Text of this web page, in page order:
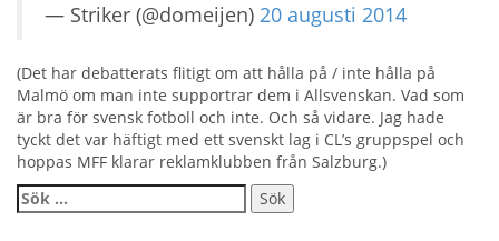
— Striker (@domeijen) 20 augusti 2014
(Det har debatterats flitigt om att hålla på / inte hålla på
Malmö om man inte supportrar dem i Allsvenskan. Vad som
är bra för svensk fotboll och inte. Och så vidare. Jag hade
tyckt det var häftigt med ett svenskt lag i CL’s gruppspel och
hoppas MFF klarar reklamklubben från Salzburg.)
Sök
efter: